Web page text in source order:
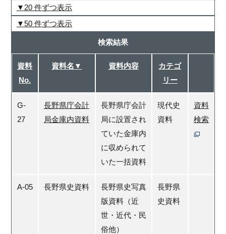
20 件ずつ表示
50 件ずつ表示
検索結果
資料
No.
資料名▼ 資料内容
カテゴ
リー
G-
27
長野県庁会計
局金庫内資料
長野県庁会計
局に設置され
ていた金庫内
に収められて
いた一括資料
現代史
資料
資料
検索
A-05 長野県史資料
長野県史写真
版資料（近
世・近代・民
俗他）
長野県
史資料